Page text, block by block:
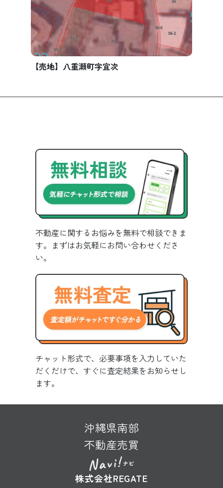
【売地】八重瀬町字宜次
不動産に関するお悩みを無料で相談できま
す。まずはお気軽にお問い合わせくださ
い。
チャット形式で、必要事項を入力していた
だくだけで、すぐに査定結果をお知らせし
ます。
沖縄県南部
不動産売買
株式会社REGATE